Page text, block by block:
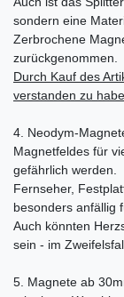
sondern eine
Zerbrochene
zurückgenommen.
Durch Kauf des
verstanden zu
4. Neodym-
Magnetfeldes für
gefährlich werden.
Fernseher,
besonders anfällig
Auch könnten
sein - im
5. Magnete ab